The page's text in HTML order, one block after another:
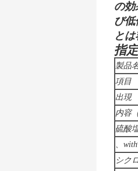
の効
び
とは
指
製品
項目
出現
内容
硫酸
、
シク